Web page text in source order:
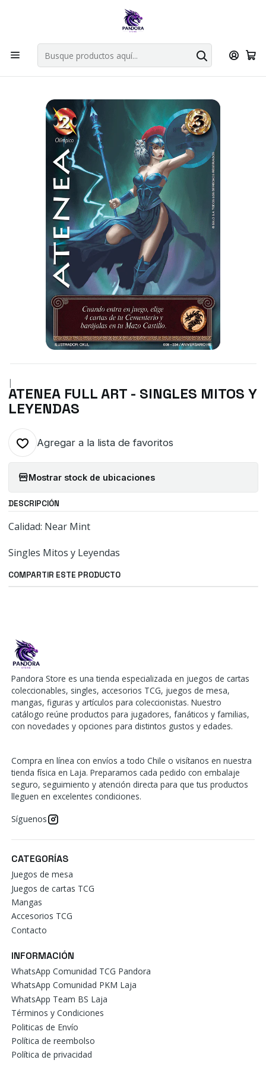
Por compras en cartas singles superiores a 49.990 el envio es
Explorar singles
Inicio Juegos de cartas TCG Mitos y Leyendas TCG
Singles Primer Bloque MYL
|
ATENEA FULL ART - SINGLES MITOS Y
LEYENDAS
Agregar a la lista de favoritos
Mostrar stock de ubicaciones
DESCRIPCIÓN
Calidad: Near Mint
Singles Mitos y Leyendas
COMPARTIR ESTE PRODUCTO
Pandora Store es una tienda especializada en juegos de cartas
coleccionables, singles, accesorios TCG, juegos de mesa,
mangas, figuras y artículos para coleccionistas. Nuestro
catálogo reúne productos para jugadores, fanáticos y familias,
con novedades y opciones para distintos gustos y edades.
Compra en línea con envíos a todo Chile o visítanos en nuestra
tienda física en Laja. Preparamos cada pedido con embalaje
seguro, seguimiento y atención directa para que tus productos
lleguen en excelentes condiciones.
Síguenos
CATEGORÍAS
Juegos de mesa
Juegos de cartas TCG
Mangas
Accesorios TCG
Contacto
INFORMACIÓN
WhatsApp Comunidad TCG Pandora
WhatsApp Comunidad PKM Laja
WhatsApp Team BS Laja
Términos y Condiciones
Politicas de Envío
Política de reembolso
Política de privacidad